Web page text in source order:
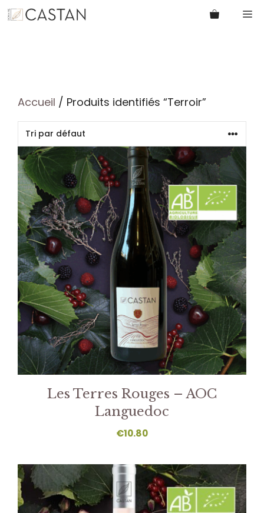
Aller
au
Accueil / Produits identifiés “Terroir”
Les Terres Rouges – AOC
Languedoc
€10.80